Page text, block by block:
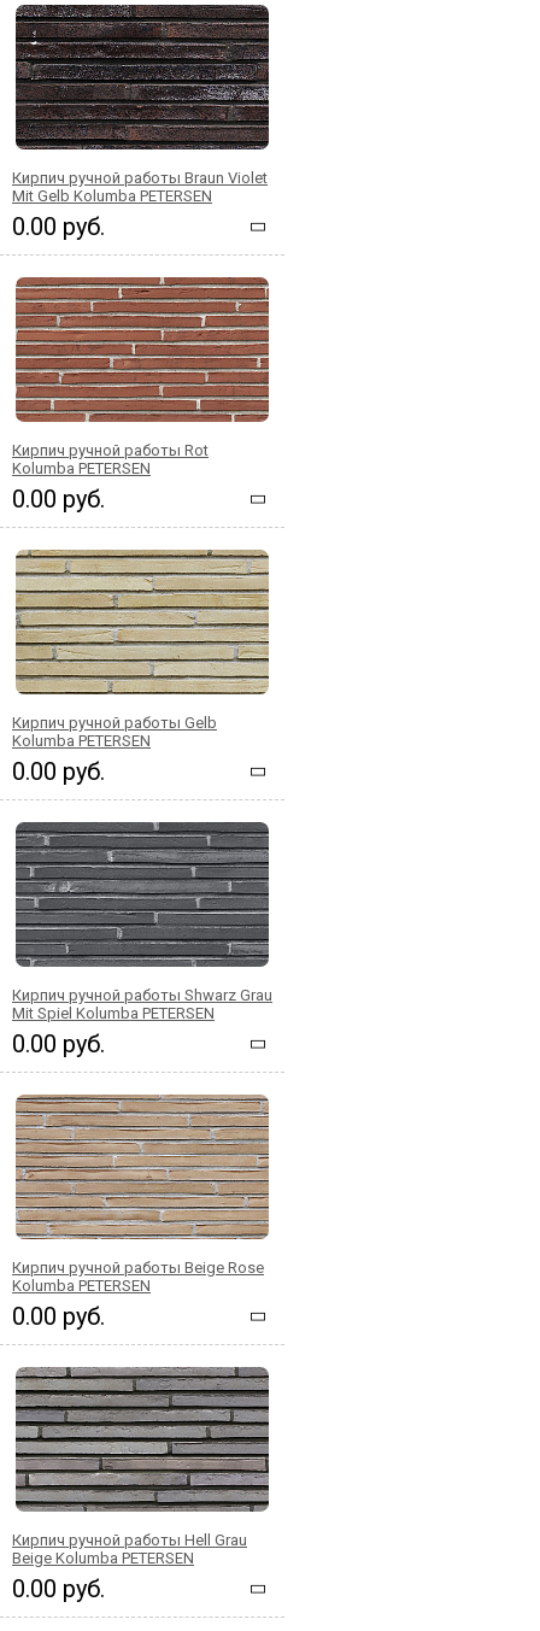
Кирпич ручной работы Braun Violet
Mit Gelb Kolumba PETERSEN
0.00 руб.
Кирпич ручной работы Rot
Kolumba PETERSEN
0.00 руб.
Кирпич ручной работы Gelb
Kolumba PETERSEN
0.00 руб.
Кирпич ручной работы Shwarz Grau
Mit Spiel Kolumba PETERSEN
0.00 руб.
Кирпич ручной работы Beige Rose
Kolumba PETERSEN
0.00 руб.
Кирпич ручной работы Hell Grau
Beige Kolumba PETERSEN
0.00 руб.